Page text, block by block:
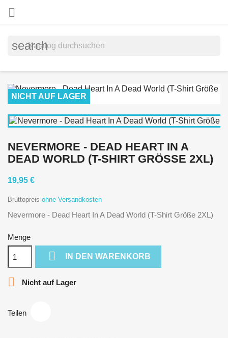

search
NICHT AUF LAGER
NEVERMORE - DEAD HEART IN A
DEAD WORLD (T-SHIRT GRÖSSE 2XL)
19,95 €
Bruttopreis ohne Versandkosten
Nevermore - Dead Heart In A Dead World (T-Shirt Größe 2XL)
Menge
 IN DEN WARENKORB
 Nicht auf Lager
Teilen